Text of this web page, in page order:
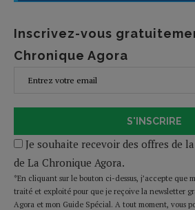
Inscrivez-vous
Chronique Agora
S'INSCRIRE
Je souhaite recevoir des offres de
de La Chronique Agora.
*En cliquant sur le bouton ci-dessus, j’accepte que
traité et exploité pour que je reçoive la newsletter
Agora et mon Guide Spécial. A tout moment, vous